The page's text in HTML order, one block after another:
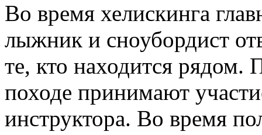
Во время хелискинга
лыжник и сноубордист
те, кто находится рядом.
походе принимают
инструктора. Во время